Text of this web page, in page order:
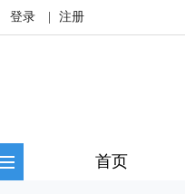
登录 注册
首页